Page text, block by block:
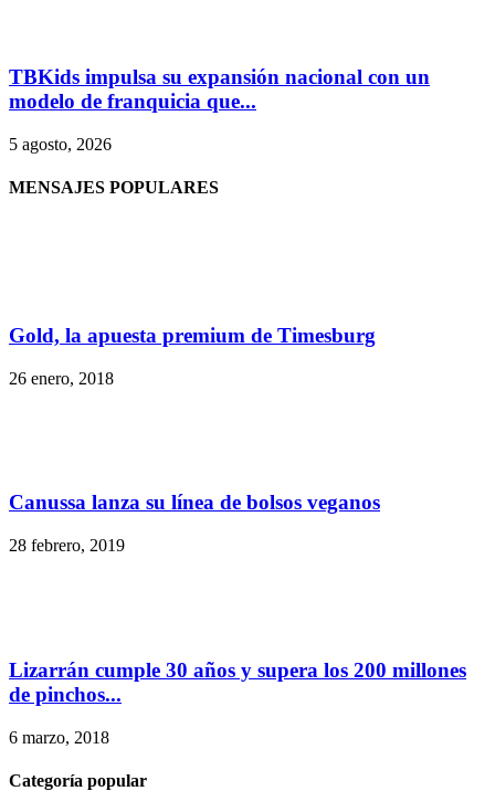
TBKids impulsa su expansión nacional con un
modelo de franquicia que...
5 agosto, 2026
MENSAJES POPULARES
Gold, la apuesta premium de Timesburg
26 enero, 2018
Canussa lanza su línea de bolsos veganos
28 febrero, 2019
Lizarrán cumple 30 años y supera los 200 millones
de pinchos...
6 marzo, 2018
Categoría popular